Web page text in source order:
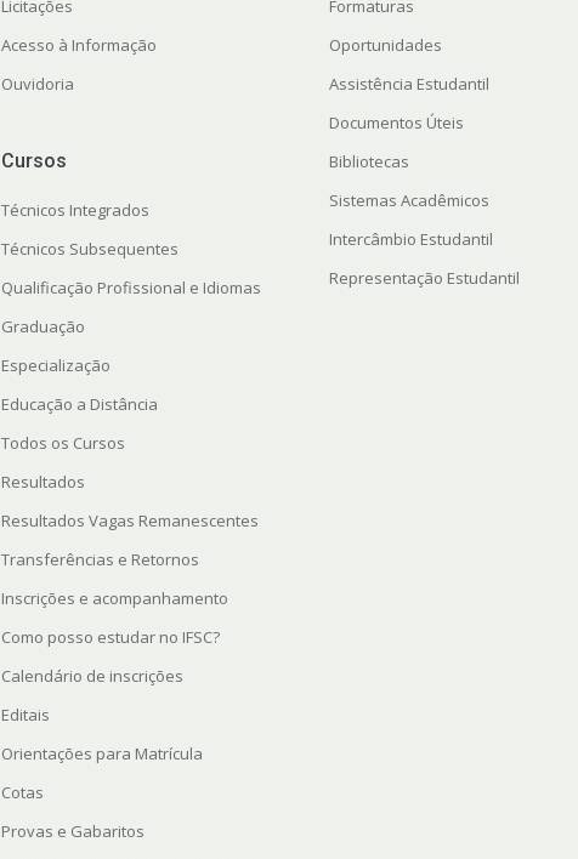
Licitações
Acesso à Informação
Ouvidoria
Cursos
Técnicos Integrados
Técnicos Subsequentes
Qualificação Profissional e Idiomas
Graduação
Especialização
Educação a Distância
Todos os Cursos
Resultados
Resultados Vagas Remanescentes
Transferências e Retornos
Inscrições e acompanhamento
Como posso estudar no IFSC?
Calendário de inscrições
Editais
Orientações para Matrícula
Cotas
Provas e Gabaritos
Formaturas
Oportunidades
Assistência Estudantil
Documentos Úteis
Bibliotecas
Sistemas Acadêmicos
Intercâmbio Estudantil
Representação Estudantil